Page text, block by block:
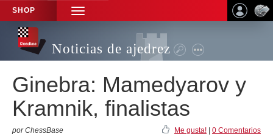
SHOP
TOGGLE
NAVIGATION
Noticias de ajedrez
Ginebra: Mamedyarov y
Kramnik, finalistas
por ChessBase Me gusta! 0 Comentarios